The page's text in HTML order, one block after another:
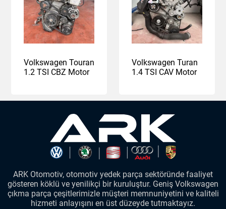
Volkswagen Touran
1.2 TSI CBZ Motor
Volkswagen Turan
1.4 TSI CAV Motor
ARK Otomotiv, otomotiv yedek parça sektöründe faaliyet
gösteren köklü ve yenilikçi bir kuruluştur. Geniş Volkswagen
çıkma parça çeşitlerimizle müşteri memnuniyetini ve kaliteli
hizmeti anlayışını en üst düzeyde tutmaktayız.